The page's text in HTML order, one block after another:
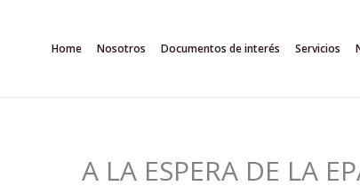
Home Nosotros Documentos de interés Servicios
A LA ESPERA DE LA